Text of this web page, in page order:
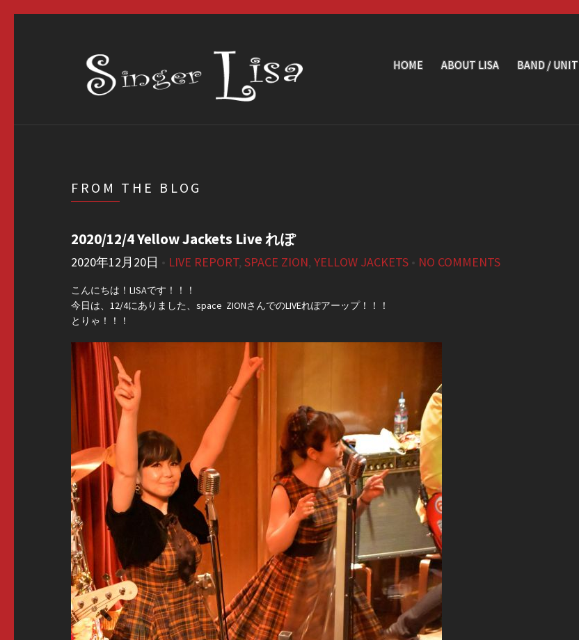
HOME ABOUT LISA BAND / UNIT
FROM THE BLOG
2020/12/4 Yellow Jackets Live れぽ
2020年12月20日 • LIVE REPORT, SPACE ZION, YELLOW JACKETS • NO COMMENTS
こんにちは！LISAです！！！
今日は、12/4にありました、space ZIONさんでのLIVEれぽアーップ！！！
とりゃ！！！